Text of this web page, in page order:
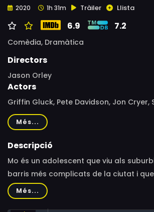
2020 1h 31m Tràiler Llista
6.9 7.2
Comèdia, Dramàtica
Directors
Jason Orley
Actors
Griffin Gluck, Pete Davidson, Jon Cryer,
Emily Arlook, mgk, Thomas Barbusca,
Esteban Benito, Julia K. Murney, Larry
Michael Devine, John Villanueva, Aiden
Cameron August, Jordan Rock, Brielle
Tiso, Nick Ziobro, Nick Darmstaedter,
Kimberly G. Grader, Joseph Vincent
Patsy Meck, Nick Antonello, Bill Cregg,
Més...
Descripció
Mo és un adolescent que viu als
barris més complicats de la ciutat i
complir la majoria d'edat. Per poder
influenciar pels consells del seu
Més...